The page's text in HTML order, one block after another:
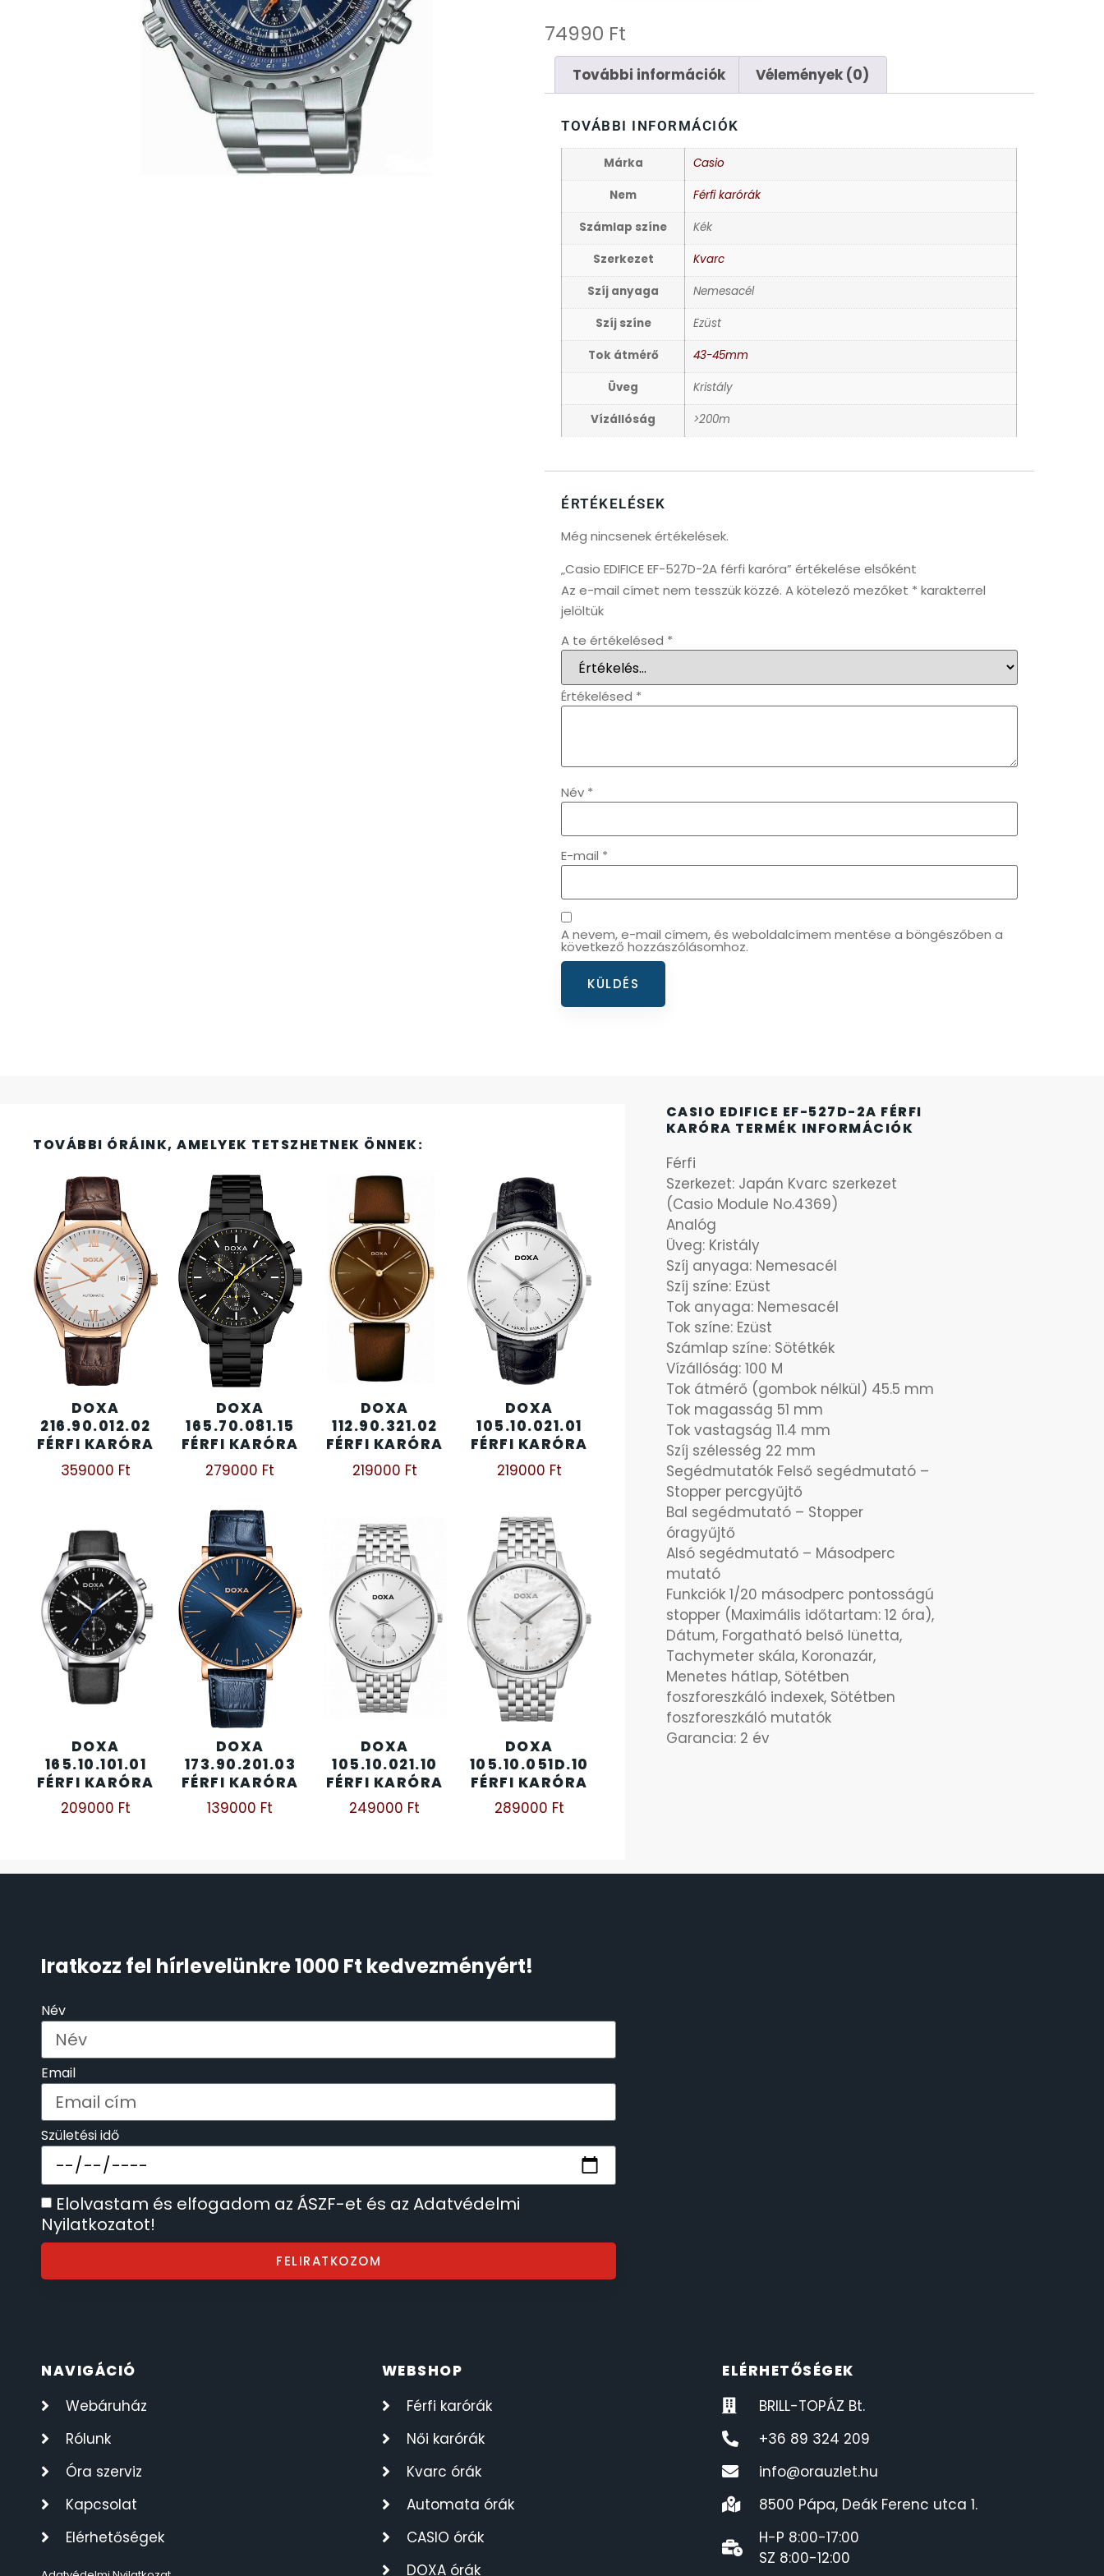
74990 Ft
További információk Vélemények (0)
TOVÁBBI INFORMÁCIÓK
Márka Casio
Nem Férfi karórák
Számlap színe Kék
Szerkezet Kvarc
Szíj anyaga Nemesacél
Szíj színe Ezüst
Tok átmérő 43-45mm
Üveg Kristály
Vízállóság >200m
ÉRTÉKELÉSEK
Még nincsenek értékelések.
„Casio EDIFICE EF-527D-2A férfi karóra” értékelése elsőként
Az e-mail címet nem tesszük közzé. A kötelező mezőket * karakterrel
jelöltük
A te értékelésed *
Értékelésed *
Név *
E-mail *
A nevem, e-mail címem, és weboldalcímem mentése a böngészőben a
következő hozzászólásomhoz.
TOVÁBBI ÓRÁINK, AMELYEK TETSZHETNEK ÖNNEK:
DOXA
216.90.012.02
FÉRFI KARÓRA
359000 Ft
DOXA
165.70.081.15
FÉRFI KARÓRA
279000 Ft
DOXA
112.90.321.02
FÉRFI KARÓRA
219000 Ft
DOXA
105.10.021.01
FÉRFI KARÓRA
219000 Ft
DOXA
165.10.101.01
FÉRFI KARÓRA
209000 Ft
DOXA
173.90.201.03
FÉRFI KARÓRA
139000 Ft
DOXA
105.10.021.10
FÉRFI KARÓRA
249000 Ft
DOXA
105.10.051D.10
FÉRFI KARÓRA
289000 Ft
CASIO EDIFICE EF-527D-2A FÉRFI
KARÓRA TERMÉK INFORMÁCIÓK
Férfi
Szerkezet: Japán Kvarc szerkezet
(Casio Module No.4369)
Analóg
Üveg: Kristály
Szíj anyaga: Nemesacél
Szíj színe: Ezüst
Tok anyaga: Nemesacél
Tok színe: Ezüst
Számlap színe: Sötétkék
Vízállóság: 100 M
Tok átmérő (gombok nélkül) 45.5 mm
Tok magasság 51 mm
Tok vastagság 11.4 mm
Szíj szélesség 22 mm
Segédmutatók Felső segédmutató –
Stopper percgyűjtő
Bal segédmutató – Stopper
óragyűjtő
Alsó segédmutató – Másodperc
mutató
Funkciók 1/20 másodperc pontosságú
stopper (Maximális időtartam: 12 óra),
Dátum, Forgatható belső lünetta,
Tachymeter skála, Koronazár,
Menetes hátlap, Sötétben
foszforeszkáló indexek, Sötétben
foszforeszkáló mutatók
Garancia: 2 év
Iratkozz fel hírlevelünkre 1000 Ft kedvezményért!
Név
Email
Születési idő
Elolvastam és elfogadom az ÁSZF-et és az Adatvédelmi
Nyilatkozatot!
FELIRATKOZOM
NAVIGÁCIÓ
Webáruház
Rólunk
Óra szerviz
Kapcsolat
Elérhetőségek
WEBSHOP
Férfi karórák
Női karórák
Kvarc órák
Automata órák
CASIO órák
DOXA órák
ELÉRHETŐSÉGEK
BRILL-TOPÁZ Bt.
+36 89 324 209
info@orauzlet.hu
8500 Pápa, Deák Ferenc utca 1.
H-P 8:00-17:00
SZ 8:00-12:00
615
178
DIVAT KARÓRÁK (Curren, Oulm,Naviforce, D-
25
ÖNGYÚJTÓK
ÓRAFORGATÓK
ÓRÁS GÉPEK
ÓRATARTÓ DOBOZOK 45
ORIENT 64
SANTA BARBARA 7
SENCOR 49
SERGIO TACCHINI 26
SLAZENGER
SZÁMOLÓGÉPEK 13
ZSEBKÉS
ZSEBÓRÁK 48
ZSOLNAY PORCELÁN